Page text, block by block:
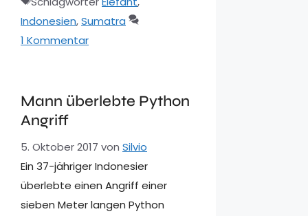
Indonesien,Sumatra
1 Kommentar
Mann überlebte Python
Angriff
5. Oktober 2017 von Silvio
Ein 37-jähriger Indonesier
überlebte einen Angriff einer
sieben Meter langen Python